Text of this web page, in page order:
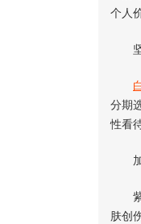
个人
坚
分期
性看
加
紫
肤创